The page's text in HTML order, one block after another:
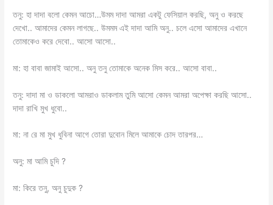
তনু: হা দাদা বলো কেমন আচো…উমম দাদা আমরা একটু ফেসিয়াল করছি, অনু ও করছে
দেখো.. আমাদের কেমন লাগছে.. উমমম এই দাদা আমি অনু.. চলে এসো আমাদের এখানে
তোমাকেও করে দেবো.. আসো আসো..
মা: হা বাবা জামাই আসো.. অনু তনু তোমাকে অনেক মিস করে.. আসো বাবা..
তনু: দাদা মা ও ডাকলো আমরাও ডাকলাম তুমি আসো কেমন আমরা অপেক্ষা করছি আসো..
দাদা রাখি মুখ ধুবো..
মা: না রে মা মুখ ধুবিনা আগে তোরা দুবোন মিলে আমাকে চোদ তারপর…
অনু: মা আমি চুদি ?
মা: কিরে তনু, অনু চুদুক ?